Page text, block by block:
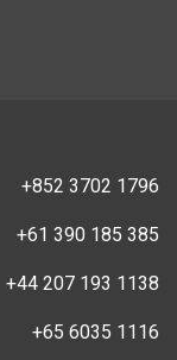
+852 3702 1796
+61 390 185 385
+44 207 193 1138
+65 6035 1116